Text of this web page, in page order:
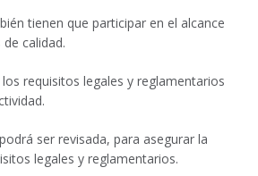
tienen que participar en el alcance
calidad.
requisitos legales y reglamentarios
ser revisada, para asegurar la
legales y reglamentarios.